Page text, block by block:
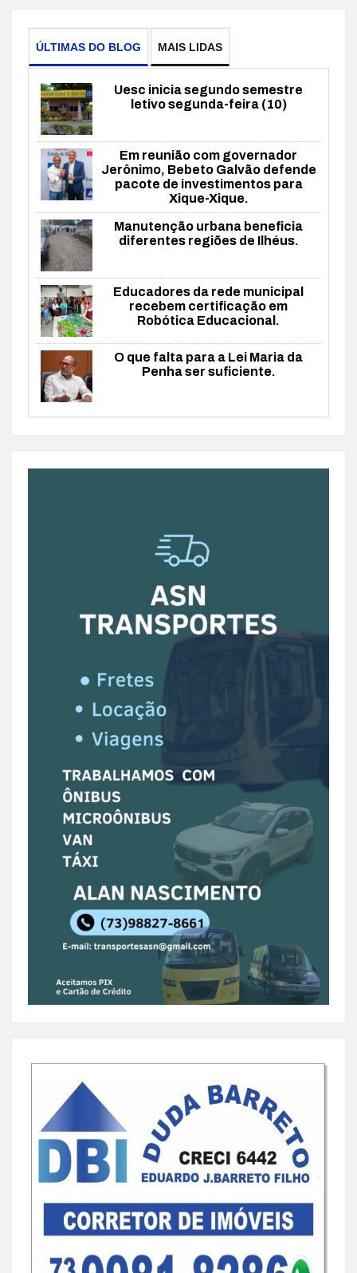
ÚLTIMAS DO BLOG MAIS LIDAS
Uesc inicia segundo semestre
letivo segunda-feira (10)
Em reunião com governador
Jerônimo, Bebeto Galvão defende
pacote de investimentos para
Xique-Xique.
Manutenção urbana beneficia
diferentes regiões de Ilhéus.
Educadores da rede municipal
recebem certificação em
Robótica Educacional.
O que falta para a Lei Maria da
Penha ser suficiente.